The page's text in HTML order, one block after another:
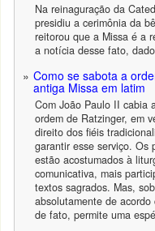
Na reinaguração da
presidiu a cerimônia da
reitorou que a Missa é a
a notícia desse fato,
Como se sabota a
antiga Missa em latim
Com João Paulo II cabia
ordem de Ratzinger, em
direito dos fiéis
garantir esse serviço. Os
estão acostumados à
comunicativa, mais
textos sagrados. Mas,
absolutamente de
de fato, permite uma